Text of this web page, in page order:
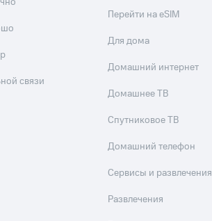
связи
Перейти на eSIM
Для дома
Домашний интернет
Домашнее ТВ
Спутниковое ТВ
Домашний телефон
Сервисы и развлечения
Развлечения